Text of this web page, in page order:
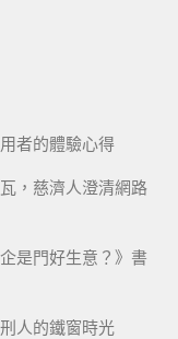
者的體驗心得
，慈濟人澄清網路
是門好生意？》書
人的鐵窗時光